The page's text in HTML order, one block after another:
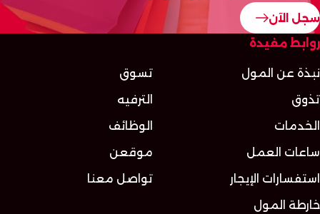
سجل الآن
روابط مفيدة
نبذة عن المول
تسوق
تذوق
الترفيه
الخدمات
الوظائف
ساعات العمل
موقعن
استفسارات الإيجار
تواصل معنا
خارطة المول